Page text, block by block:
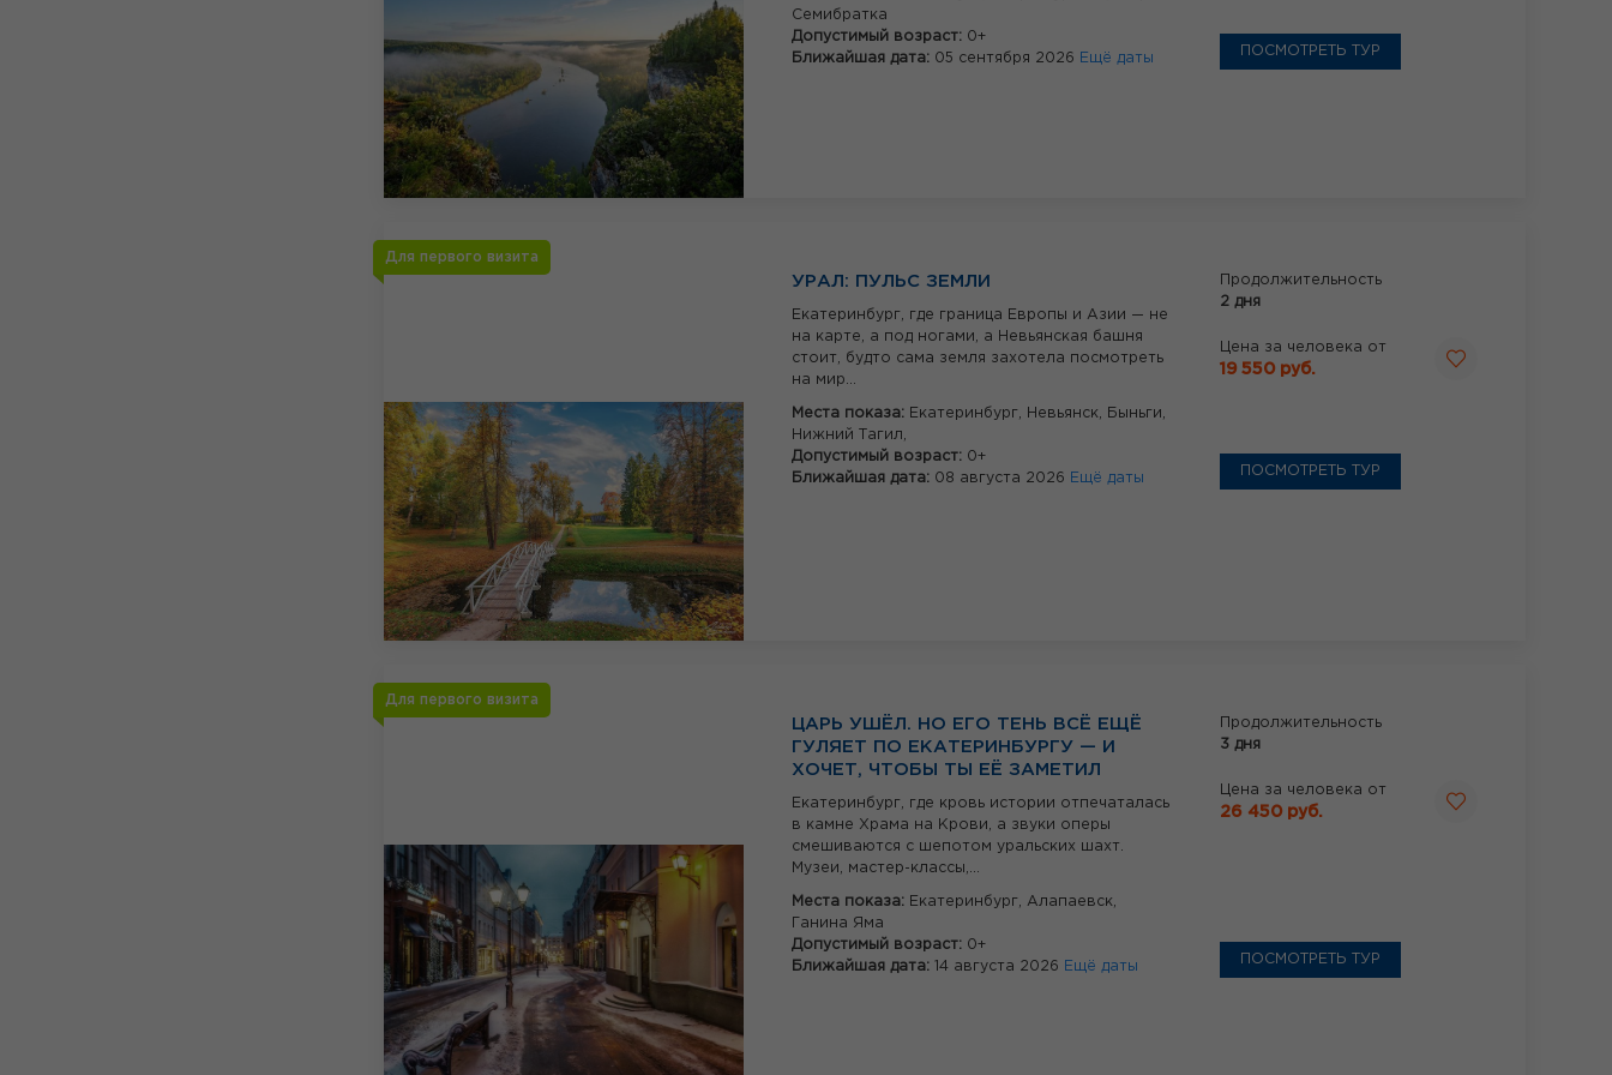
Семибратка
Допустимый возраст: 0+
Ближайшая дата: 05 сентября 2026 Ещё даты
ПОСМОТРЕТЬ ТУР
Для первого визита
УРАЛ: ПУЛЬС ЗЕМЛИ
Екатеринбург, где граница Европы и Азии — не
на карте, а под ногами, а Невьянская башня
стоит, будто сама земля захотела посмотреть
на мир...
Места показа: Екатеринбург, Невьянск,
Быньги,
Нижний Тагил,
Допустимый возраст: 0+
Ближайшая дата: 08 августа 2026 Ещё даты
Продолжительность
2 дня
Цена за человека от
19 550 руб.
ПОСМОТРЕТЬ ТУР
Для первого визита
ЦАРЬ УШЁЛ. НО ЕГО ТЕНЬ ВСЁ ЕЩЁ
ГУЛЯЕТ ПО ЕКАТЕРИНБУРГУ — И
ХОЧЕТ, ЧТОБЫ ТЫ ЕЁ ЗАМЕТИЛ
Екатеринбург, где кровь истории отпечаталась
в камне Храма на Крови, а звуки оперы
смешиваются с шепотом уральских шахт.
Музеи, мастер-классы,...
Места показа: Екатеринбург, Алапаевск,
Ганина Яма
Допустимый возраст: 0+
Ближайшая дата:
14 августа 2026 Ещё даты
Продолжительность
3 дня
Цена за человека от
26 450 руб.
ПОСМОТРЕТЬ ТУР